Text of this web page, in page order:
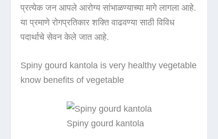
प्रत्येक जन आपले आरोग्य सांभाळण्याच्या मागे लागला आहे.
या प्रमाणे रोगप्रतिकार शक्ति वाढवण्या साठी विविध
पदार्थाचे सेवन केले जात आहे.
Spiny gourd kantola is very healthy vegetable
know benefits of vegetable
Spiny gourd kantola